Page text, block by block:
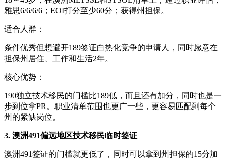
雅思6/6/6/6；EOI打分至少60分；获得州担保。
适合人群：
条件优秀但想避开189签证白热化竞争的申请人，同时愿意在
担保州居住、工作和生活2年。
核心优势：
190独立技术移民的门槛比189低，而且还有加分，同时也是一
步到位拿PR。职业清单范围也更广一些，更容易匹配到每个
州的紧缺岗位。
3. 澳洲491偏远地区技术移民临时签证
澳洲491签证的门槛就更低了，同时可以拿到州担保的15分加